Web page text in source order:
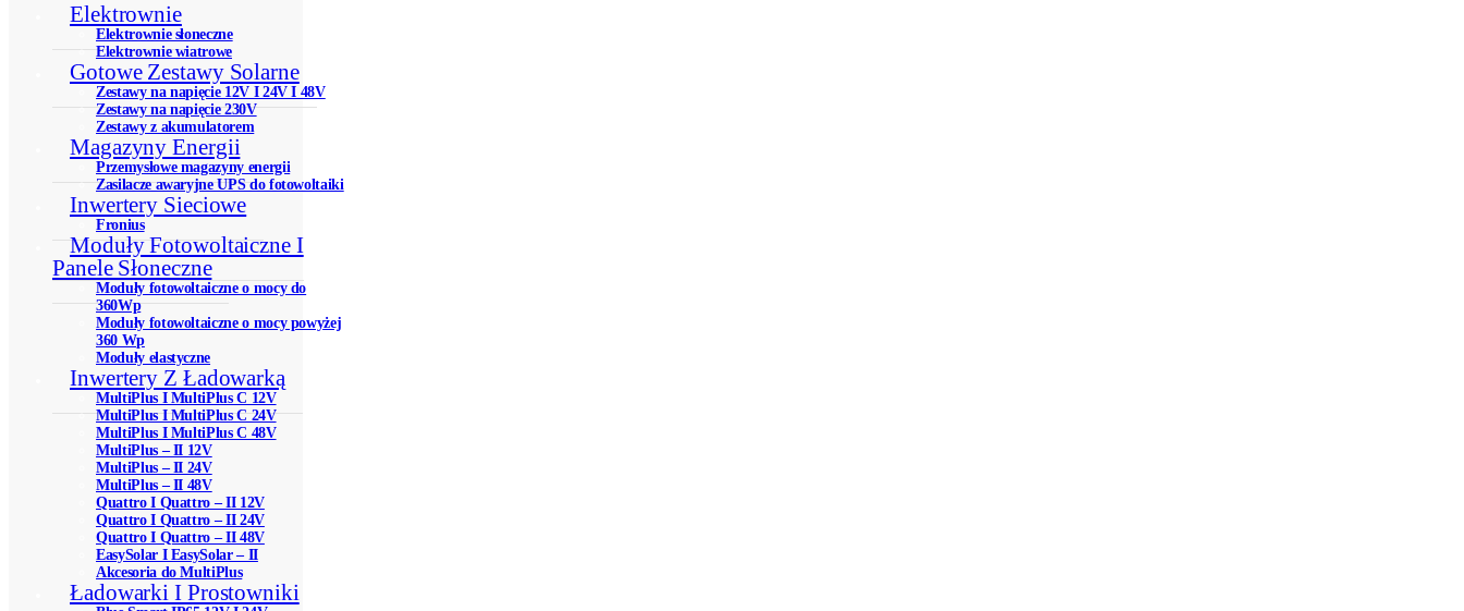
Elektrownie
Elektrownie słoneczne
Elektrownie wiatrowe
Gotowe Zestawy Solarne
Zestawy na napięcie 12V I 24V I 48V
Zestawy na napięcie 230V
Zestawy z akumulatorem
Magazyny Energii
Przemysłowe magazyny energii
Zasilacze awaryjne UPS do fotowoltaiki
Inwertery Sieciowe
Fronius
Moduły Fotowoltaiczne I
Panele Słoneczne
Moduły fotowoltaiczne o mocy do
360Wp
Moduły fotowoltaiczne o mocy powyżej
360 Wp
Moduły elastyczne
Inwertery Z Ładowarką
MultiPlus I MultiPlus C 12V
MultiPlus I MultiPlus C 24V
MultiPlus I MultiPlus C 48V
MultiPlus – II 12V
MultiPlus – II 24V
MultiPlus – II 48V
Quattro I Quattro – II 12V
Quattro I Quattro – II 24V
Quattro I Quattro – II 48V
EasySolar I EasySolar – II
Akcesoria do MultiPlus
Ładowarki I Prostowniki